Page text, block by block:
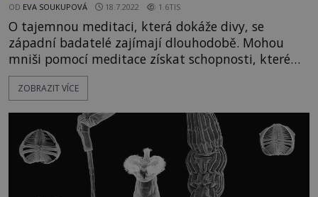
OD EVA SOUKUPOVÁ 18.7.2022 1.6TIS
O tajemnou meditaci, která dokáže divy, se
západní badatelé zajímají dlouhodobě. Mohou
mniši pomocí meditace získat schopnosti, které
jsou běžným lidem zapovězeny? Díky vytrvalým
výzkumům se daří zjistit, že nejde jen o pouhé
vlastní vůlí ovládat svou tělesnou teplotu, což je
činí
ZOBRAZIT VÍCE